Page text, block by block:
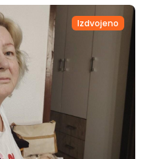
Izdvojeno